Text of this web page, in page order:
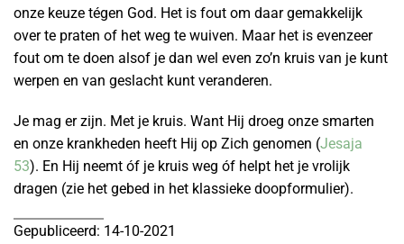
onze keuze tégen God. Het is fout om daar gemakkelijk
over te praten of het weg te wuiven. Maar het is evenzeer
fout om te doen alsof je dan wel even zo’n kruis van je kunt
werpen en van geslacht kunt veranderen.
Je mag er zijn. Met je kruis. Want Hij droeg onze smarten
en onze krankheden heeft Hij op Zich genomen (Jesaja
53). En Hij neemt óf je kruis weg óf helpt het je vrolijk
dragen (zie het gebed in het klassieke doopformulier).
Gepubliceerd: 14-10-2021